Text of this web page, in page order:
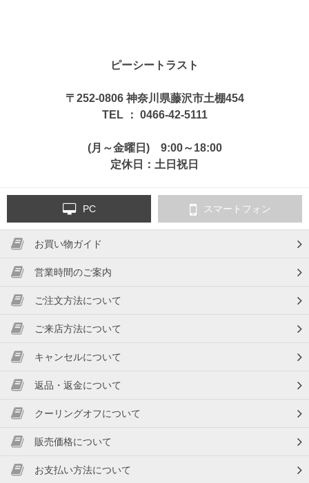
ピーシートラスト
〒252-0806 神奈川県藤沢市土棚454
TEL ： 0466-42-5111
(月～金曜日) 9:00～18:00
定休日：土日祝日
PC スマートフォン
お買い物ガイド
営業時間のご案内
ご注文方法について
ご来店方法について
キャンセルについて
返品・返金について
クーリングオフについて
販売価格について
お支払い方法について